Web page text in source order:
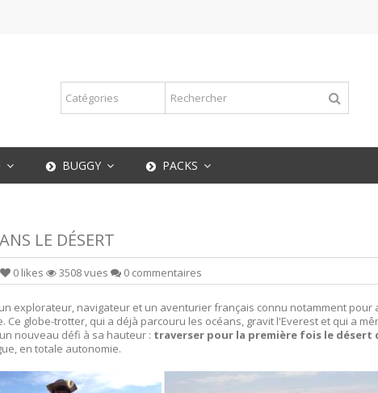
BUGGY PACKS
LE DÉSERT
0 likes 3508 vues 0 commentaires
explorateur, navigateur et un aventurier français connu notamment pour
Ce globe-trotter, qui a déjà parcouru les océans, gravit l'Everest et qui a
nouveau défi à sa hauteur : traverser pour la première fois le désert
en totale autonomie.